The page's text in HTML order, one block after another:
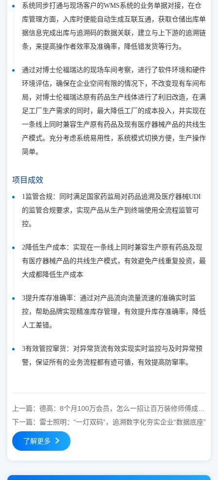
系统同步打通与现场客户的WMS系统的业务单据对接，在仓
库管理方面，入库时便能自动生成互联互通，获取仓储出库单
据信息完成出库与追溯码的数据关联，建立与上下游的追溯链
条，来提高操作者效率及准确率，降低错发货等行为。
通过对博士伦福瑞达的现场车间考察，进行了软件环境和硬件
环境评估，确保在企业空间有限的情况下，不改变现有车间布
局，对博士伦福瑞达原有药品生产线体进行了利旧改造，在满
足工厂生产需求的同时，最大降低工厂的成本投入，并实现在
一条线上同时兼容生产原有药品及现有医疗器械产品的共线生
产模式。充分考虑系统易用性，系统模式切换方便，生产操作
简单。
项目成效
1监管合规：同时满足国家药监局对药品追溯及医疗器械UDI
的监管合规要求，实现产品从生产到终端使用全流程监管可
控。
2降低生产成本：实现在一条线上同时兼容生产原有药品及现
有医疗器械产品的共线生产模式，有效避免产线重复投资，最
大成都降低生产成本
3提升库存准确率：通过对产品流向流量流速的准确实时监
控，帮助品牌实现精准库存管理，有效提升库存准确率，降低
人工差错。
3有效管控窜货：对异常货流有效实现实时监控与及时异常预
警，保证所有的业务流程都有迹可循，有效提高防窜率。
上一篇： 德高：8个月100万会员，怎么一招让百万装修师傅成为
德高忠诚用户？
下一篇： 雷士照明：“一灯双码”，追溯数字化夯实企业“数据底座”
了解更多